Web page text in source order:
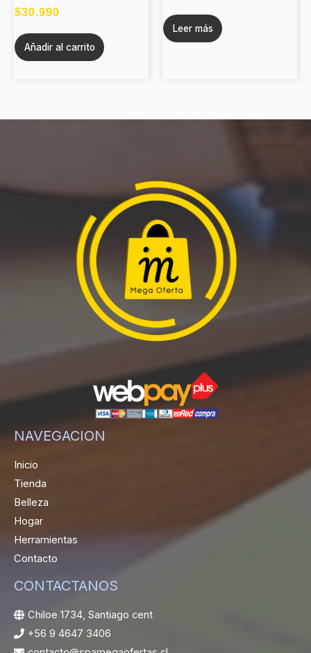
$30.990
Añadir al carrito
Leer más
NAVEGACION
Inicio
Tienda
Belleza
Hogar
Herramientas
Contacto
CONTACTANOS
Chiloe 1734, Santiago cent
+56 9 4647 3406